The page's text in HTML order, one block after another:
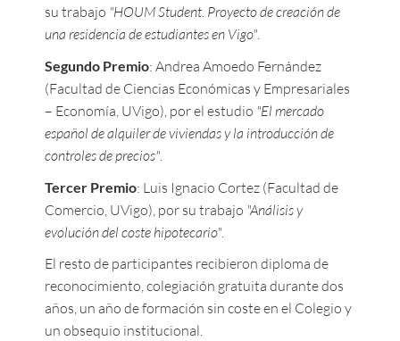
su trabajo "HOUM Student. Proyecto de creación de
una residencia de estudiantes en Vigo".
Segundo Premio: Andrea Amoedo Fernández
(Facultad de Ciencias Económicas y Empresariales
– Economía, UVigo), por el estudio "El mercado
español de alquiler de viviendas y la introducción de
controles de precios".
Tercer Premio: Luis Ignacio Cortez (Facultad de
Comercio, UVigo), por su trabajo "Análisis y
evolución del coste hipotecario".
El resto de participantes recibieron diploma de
reconocimiento, colegiación gratuita durante dos
años, un año de formación sin coste en el Colegio y
un obsequio institucional.